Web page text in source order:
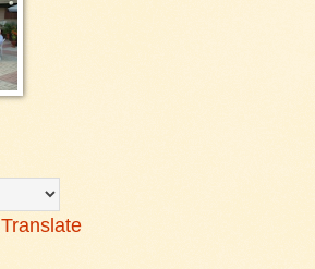
Translate